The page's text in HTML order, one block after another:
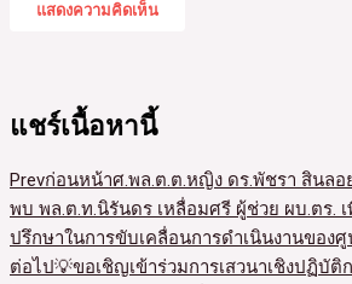
แชร์เนื้อหานี้
Prevก่อนหน้าศ.พล.ต.ต.หญิง ดร.พัชรา สินล
พบ พล.ต.ท.นิรันดร เหลื่อมศรี ผู้ช่วย ผบ.ตร.
ปรึกษาในการขับเคลื่อนการดำเนินงานของศู
ต่อไป💡ขอเชิญเข้าร่วมการเสวนาเชิงปฏิบัติก